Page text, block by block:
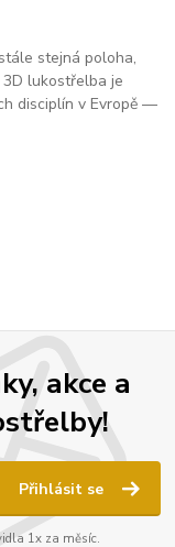
stejná poloha,
lukostřelba je
disciplín v Evropě —
akce a
Přihlásit se
1x za měsíc.